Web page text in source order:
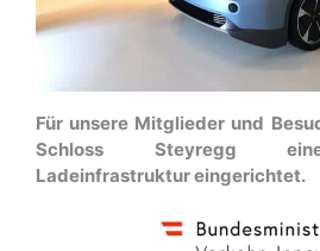
Für unsere Mitglieder und
Schloss Steyregg
Ladeinfrastruktur eingerichtet.